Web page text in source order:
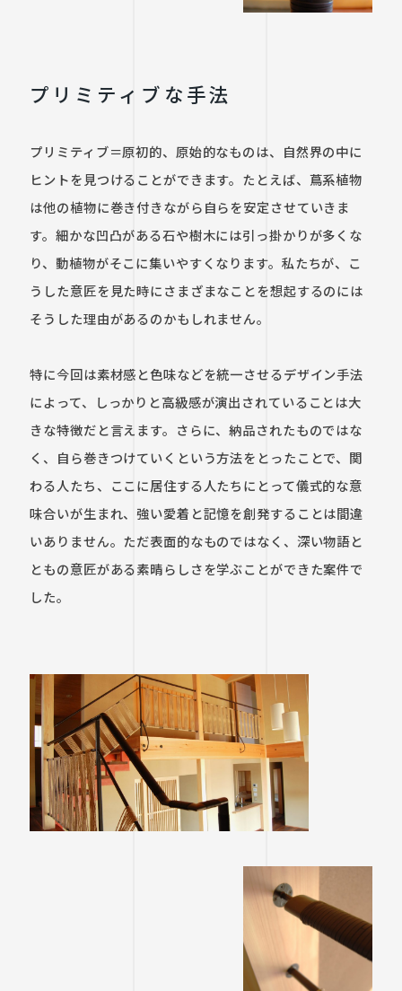
プリミティブな手法
プリミティブ＝原初的、原始的なものは、自然界の中に
ヒントを見つけることができます。たとえば、蔦系植物
は他の植物に巻き付きながら自らを安定させていきま
す。細かな凹凸がある石や樹木には引っ掛かりが多くな
り、動植物がそこに集いやすくなります。私たちが、こ
うした意匠を見た時にさまざまなことを想起するのには
そうした理由があるのかもしれません。
特に今回は素材感と色味などを統一させるデザイン手法
によって、しっかりと高級感が演出されていることは大
きな特徴だと言えます。さらに、納品されたものではな
く、自ら巻きつけていくという方法をとったことで、関
わる人たち、ここに居住する人たちにとって儀式的な意
味合いが生まれ、強い愛着と記憶を創発することは間違
いありません。ただ表面的なものではなく、深い物語と
ともの意匠がある素晴らしさを学ぶことができた案件で
した。